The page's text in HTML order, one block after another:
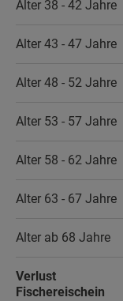
Alter 38 - 42 Jahre
Alter 43 - 47 Jahre
Alter 48 - 52 Jahre
Alter 53 - 57 Jahre
Alter 58 - 62 Jahre
Alter 63 - 67 Jahre
Alter ab 68 Jahre
Verlust
Fischereischein